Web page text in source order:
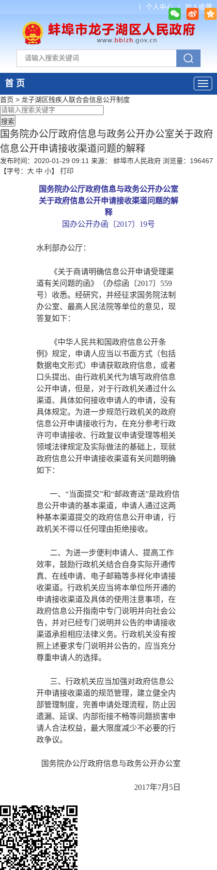
个人中心 加入收藏
首 页
首页 > 龙子湖区残疾人联合会信息公开制度
国务院办公厅政府信息与政务公开办公室关于政府
信息公开申请接收渠道问题的解释
发布时间：2020-01-29 09:11 来源： 蚌埠市人民政府 浏览量： 196467
【字号： 大 中 小】 打印
国务院办公厅政府信息与政务公开办公室
关于政府信息公开申请接收渠道问题的解
释
国办公开办函〔2017〕19号
水利部办公厅：
《关于商请明确信息公开申请受理渠
道有关问题的函》（办综函〔2017〕559
号）收悉。经研究，并经征求国务院法制
办公室、最高人民法院等单位的意见，现
答复如下：
《中华人民共和国政府信息公开条
例》规定，申请人应当以书面方式（包括
数据电文形式）申请获取政府信息，或者
口头提出、由行政机关代为填写政府信息
公开申请，但是，对于行政机关通过什么
渠道、具体如何接收申请人的申请，没有
具体规定。为进一步规范行政机关的政府
信息公开申请接收行为，在充分参考行政
许可申请接收、行政复议申请受理等相关
领域法律规定及实际做法的基础上，现就
政府信息公开申请接收渠道有关问题明确
如下：
一、“当面提交”和“邮政寄送”是政府信
息公开申请的基本渠道，申请人通过这两
种基本渠道提交的政府信息公开申请，行
政机关不得以任何理由拒绝接收。
二、为进一步便利申请人、提高工作
效率，鼓励行政机关结合自身实际开通传
真、在线申请、电子邮箱等多样化申请接
收渠道。行政机关应当将本单位所开通的
申请接收渠道及具体的使用注意事项，在
政府信息公开指南中专门说明并向社会公
告，并对已经专门说明并公告的申请接收
渠道承担相应法律义务。行政机关没有按
照上述要求专门说明并公告的，应当充分
尊重申请人的选择。
三、行政机关应当加强对政府信息公
开申请接收渠道的规范管理，建立健全内
部管理制度，完善申请处理流程，防止因
遗漏、延误、内部衔接不畅等问题损害申
请人合法权益，最大限度减少不必要的行
政争议。
国务院办公厅政府信息与政务公开办公室
2017年7月5日